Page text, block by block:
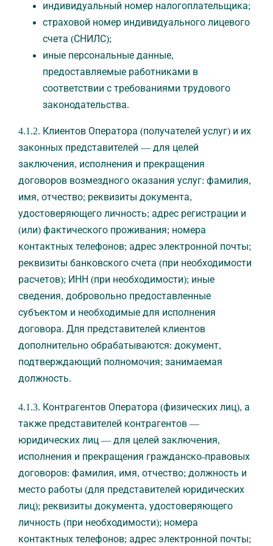
индивидуальный номер налогоплательщика;
страховой номер индивидуального лицевого
счета (СНИЛС);
иные персональные данные,
предоставляемые работниками в
соответствии с требованиями трудового
законодательства.
4.1.2. Клиентов Оператора (получателей услуг) и их
законных представителей — для целей
заключения, исполнения и прекращения
договоров возмездного оказания услуг: фамилия,
имя, отчество; реквизиты документа,
удостоверяющего личность; адрес регистрации и
(или) фактического проживания; номера
контактных телефонов; адрес электронной почты;
реквизиты банковского счета (при необходимости
расчетов); ИНН (при необходимости); иные
сведения, добровольно предоставленные
субъектом и необходимые для исполнения
договора. Для представителей клиентов
дополнительно обрабатываются: документ,
подтверждающий полномочия; занимаемая
должность.
4.1.3. Контрагентов Оператора (физических лиц), а
также представителей контрагентов —
юридических лиц — для целей заключения,
исполнения и прекращения гражданско-правовых
договоров: фамилия, имя, отчество; должность и
место работы (для представителей юридических
лиц); реквизиты документа, удостоверяющего
личность (при необходимости); номера
контактных телефонов; адрес электронной почты;